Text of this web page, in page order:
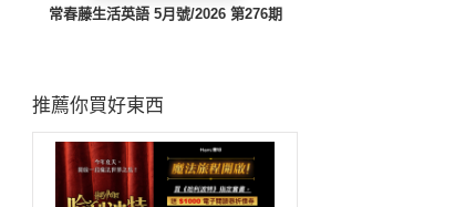
常春藤生活英語 5月號/2026 第276期
推薦你買好東西